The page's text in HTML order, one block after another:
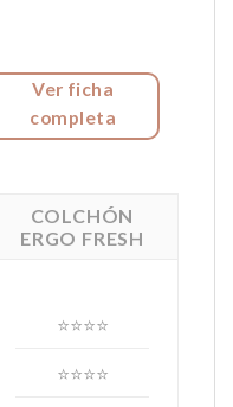
Ver ficha
completa
COLCHÓN
ERGO FRESH
⭐⭐⭐⭐
⭐⭐⭐⭐